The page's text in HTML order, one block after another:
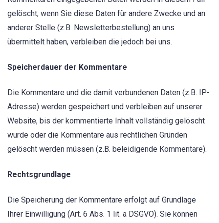
gelöscht; wenn Sie diese Daten für andere Zwecke und an
anderer Stelle (z.B. Newsletterbestellung) an uns
übermittelt haben, verbleiben die jedoch bei uns.
Speicherdauer der Kommentare
Die Kommentare und die damit verbundenen Daten (z.B. IP-
Adresse) werden gespeichert und verbleiben auf unserer
Website, bis der kommentierte Inhalt vollständig gelöscht
wurde oder die Kommentare aus rechtlichen Gründen
gelöscht werden müssen (z.B. beleidigende Kommentare).
Rechtsgrundlage
Die Speicherung der Kommentare erfolgt auf Grundlage
Ihrer Einwilligung (Art. 6 Abs. 1 lit. a DSGVO). Sie können